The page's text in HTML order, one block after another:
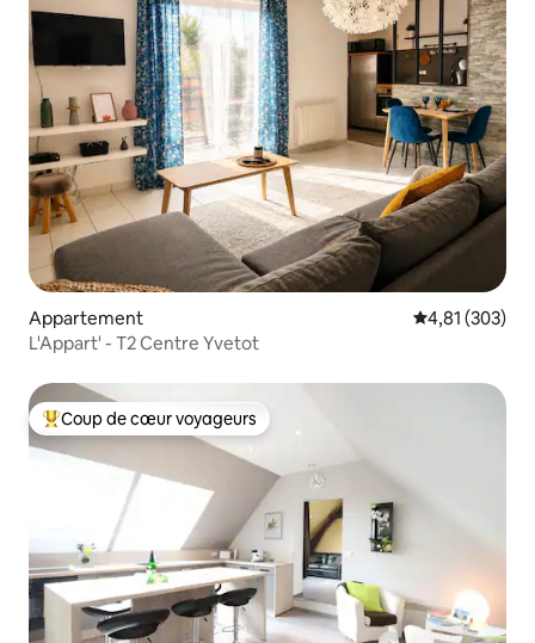
Appartement Évaluation
4,81 (303)
L'Appart' - T2 Centre Yvetot
Coups de cœur voyageurs les plus appréciés
Coup de cœur voyageurs